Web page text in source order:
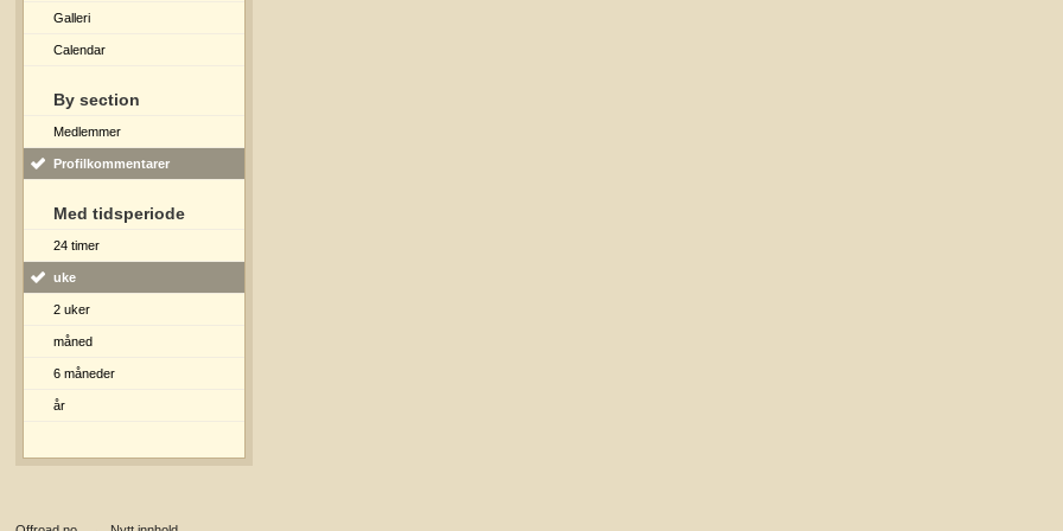
Galleri
Calendar
By section
Medlemmer
Profilkommentarer
Med tidsperiode
24 timer
uke
2 uker
måned
6 måneder
år